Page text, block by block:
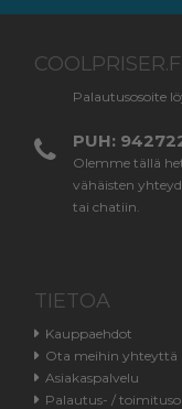
Palautusosoite
PUH:
Olemme tällä
vähäisten
tai chatiin.
TIETOA
Kauppaehdot
Ota meihin yhteyttä
Asiakaspalvelu
Palautus- /